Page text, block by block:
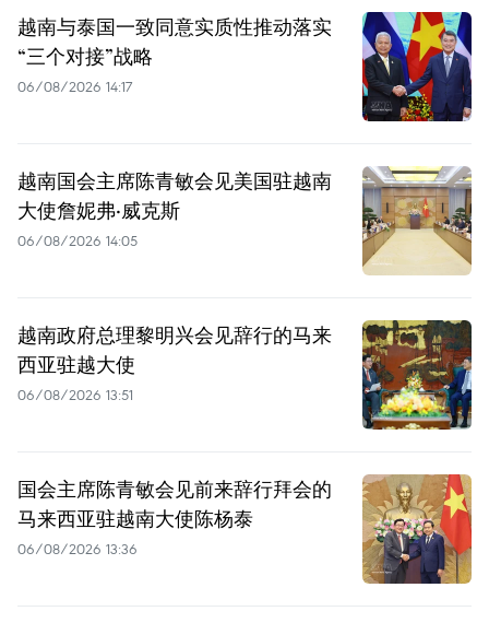
越南与泰国一致同意实质性推动落实
“三个对接”战略
06/08/2026 14:17
越南国会主席陈青敏会见美国驻越南
大使詹妮弗·威克斯
06/08/2026 14:05
越南政府总理黎明兴会见辞行的马来
西亚驻越大使
06/08/2026 13:51
国会主席陈青敏会见前来辞行拜会的
马来西亚驻越南大使陈杨泰
06/08/2026 13:36